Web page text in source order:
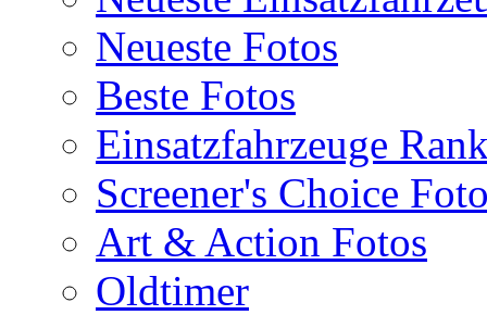
Neueste Fotos
Beste Fotos
Einsatzfahrzeuge
Screener's Choice
Art & Action Fotos
Oldtimer